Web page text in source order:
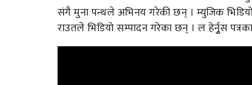
संगै मुना पन्थले अभिनय गरेकी छन् । म्युजिक
राउतले भिडियो सम्पादन गरेका छन् । ल हेर्नुृस